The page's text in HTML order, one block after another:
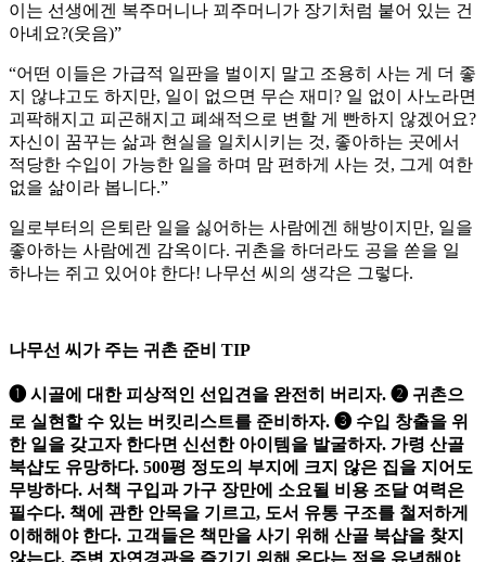
이는 선생에겐 복주머니나 꾀주머니가 장기처럼 붙어 있는 건
아녜요?(웃음)”
“어떤 이들은 가급적 일판을 벌이지 말고 조용히 사는 게 더 좋
지 않냐고도 하지만, 일이 없으면 무슨 재미? 일 없이 사노라면
괴팍해지고 피곤해지고 폐쇄적으로 변할 게 빤하지 않겠어요?
자신이 꿈꾸는 삶과 현실을 일치시키는 것, 좋아하는 곳에서
적당한 수입이 가능한 일을 하며 맘 편하게 사는 것, 그게 여한
없을 삶이라 봅니다.”
일로부터의 은퇴란 일을 싫어하는 사람에겐 해방이지만, 일을
좋아하는 사람에겐 감옥이다. 귀촌을 하더라도 공을 쏟을 일
하나는 쥐고 있어야 한다! 나무선 씨의 생각은 그렇다.
나무선 씨가 주는 귀촌 준비 TIP
❶ 시골에 대한 피상적인 선입견을 완전히 버리자. ❷ 귀촌으
로 실현할 수 있는 버킷리스트를 준비하자. ❸ 수입 창출을 위
한 일을 갖고자 한다면 신선한 아이템을 발굴하자. 가령 산골
북샵도 유망하다. 500평 정도의 부지에 크지 않은 집을 지어도
무방하다. 서책 구입과 가구 장만에 소요될 비용 조달 여력은
필수다. 책에 관한 안목을 기르고, 도서 유통 구조를 철저하게
이해해야 한다. 고객들은 책만을 사기 위해 산골 북샵을 찾지